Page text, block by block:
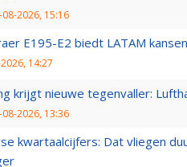
08-2026, 15:16
E195-E2 biedt LATAM
14:27
krijgt nieuwe tegenvaller:
08-2026, 13:36
kwartaalcijfers: Dat vliegen